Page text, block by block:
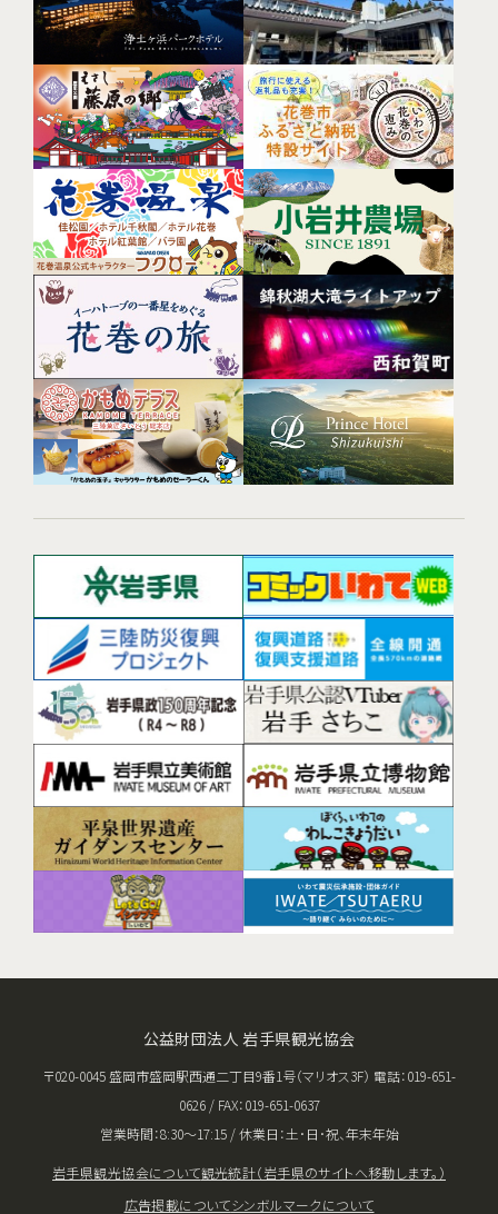
公益財団法人 岩手県観光協会
〒020-0045 盛岡市盛岡駅西通二丁目9番1号（マリオス3F） 電話：019-651-
0626 / FAX：019-651-0637
営業時間：8:30〜17:15 / 休業日：土･日･祝、年末年始
岩手県観光協会について観光統計（岩手県のサイトへ移動します。）
広告掲載についてシンボルマークについて